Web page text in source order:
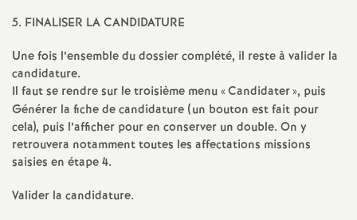
s
d
e
5. FINALISER LA CANDIDATURE
Une fois l’ensemble du dossier complété, il reste à valider la
candidature.
Il faut se rendre sur le troisième menu «Candidater», puis
Générer la fiche de candidature (un bouton est fait pour
cela), puis l’afficher pour en conserver un double. On y
retrouvera notamment toutes les affectations missions
saisies en étape 4.
Valider la candidature.